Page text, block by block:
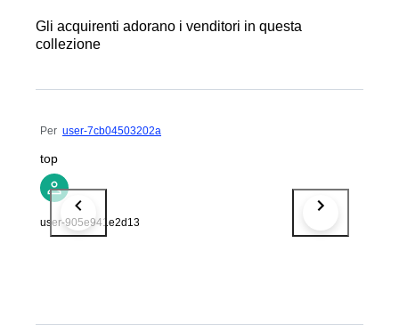
Gli acquirenti adorano i venditori in questa
collezione
Per user-7cb04503202a
top
user-905e941e2d13